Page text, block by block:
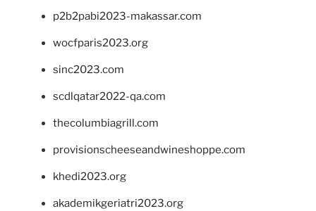
p2b2pabi2023-makassar.com
wocfparis2023.org
sinc2023.com
scdlqatar2022-qa.com
thecolumbiagrill.com
provisionscheeseandwineshoppe.com
khedi2023.org
akademikgeriatri2023.org